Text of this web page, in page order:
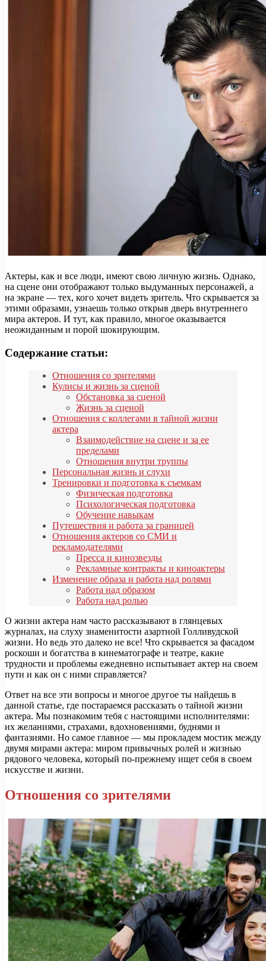
Актеры, как и все люди, имеют свою личную жизнь. Однако,
на сцене они отображают только выдуманных персонажей, а
на экране — тех, кого хочет видеть зритель. Что скрывается за
этими образами, узнаешь только открыв дверь внутреннего
мира актеров. И тут, как правило, многое оказывается
неожиданным и порой шокирующим.
Содержание статьи:
Отношения со зрителями
Кулисы и жизнь за сценой
Обстановка за сценой
Жизнь за сценой
Отношения с коллегами в тайной жизни
актера
Взаимодействие на сцене и за ее
пределами
Отношения внутри труппы
Персональная жизнь и слухи
Тренировки и подготовка к съемкам
Физическая подготовка
Психологическая подготовка
Обучение навыкам
Путешествия и работа за границей
Отношения актеров со СМИ и
рекламодателями
Пресса и кинозвезды
Рекламные контракты и киноактеры
Изменение образа и работа над ролями
Работа над образом
Работа над ролью
О жизни актера нам часто рассказывают в глянцевых
журналах, на слуху знаменитости азартной Голливудской
жизни. Но ведь это далеко не все! Что скрывается за фасадом
роскоши и богатства в кинематографе и театре, какие
трудности и проблемы ежедневно испытывает актер на своем
пути и как он с ними справляется?
Ответ на все эти вопросы и многое другое ты найдешь в
данной статье, где постараемся рассказать о тайной жизни
актера. Мы познакомим тебя с настоящими исполнителями:
их желаниями, страхами, вдохновениями, буднями и
фантазиями. Но самое главное — мы прокладем мостик между
двумя мирами актера: миром привычных ролей и жизнью
рядового человека, который по-прежнему ищет себя в своем
искусстве и жизни.
Отношения со зрителями